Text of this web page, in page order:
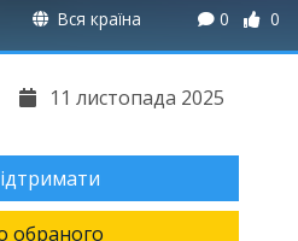
Вся країна 0 0
11 листопада 2025
обраного